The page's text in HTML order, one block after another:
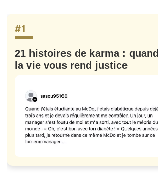
#1
21 histoires de karma : quand
la vie vous rend justice